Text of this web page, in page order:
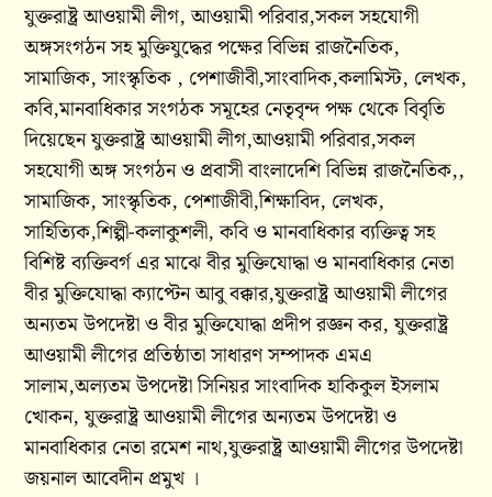
যুক্তরাষ্ট্র আওয়ামী লীগ, আওয়ামী পরিবার,সকল সহযোগী
অঙ্গসংগঠন সহ মুক্তিযুদ্ধের পক্ষের বিভিন্ন রাজনৈতিক,
সামাজিক, সাংস্কৃতিক , পেশাজীবী,সাংবাদিক,কলামিস্ট, লেখক,
কবি,মানবাধিকার সংগঠক সমূহের নেতৃবৃন্দ পক্ষ থেকে বিবৃতি
দিয়েছেন যুক্তরাষ্ট্র আওয়ামী লীগ,আওয়ামী পরিবার,সকল
সহযোগী অঙ্গ সংগঠন ও প্রবাসী বাংলাদেশি বিভিন্ন রাজনৈতিক,,
সামাজিক, সাংস্কৃতিক, পেশাজীবী,শিক্ষাবিদ, লেখক,
সাহিত্যিক,শিল্পী-কলাকুশলী, কবি ও মানবাধিকার ব্যক্তিত্ব সহ
বিশিষ্ট ব্যক্তিবর্গ এর মাঝে বীর মুক্তিযোদ্ধা ও মানবাধিকার নেতা
বীর মুক্তিযোদ্ধা ক্যাপ্টেন আবু বক্কার,যুক্তরাষ্ট্র আওয়ামী লীগের
অন্যতম উপদেষ্টা ও বীর মুক্তিযোদ্ধা প্রদীপ রজ্ঞন কর, যুক্তরাষ্ট্র
আওয়ামী লীগের প্রতিষ্ঠাতা সাধারণ সম্পাদক এমএ
সালাম,অল‍্যতম উপদেষ্টা সিনিয়র সাংবাদিক হাকিকুল ইসলাম
খোকন, যুক্তরাষ্ট্র আওয়ামী লীগের অন্যতম উপদেষ্টা ও
মানবাধিকার নেতা রমেশ নাথ,যুক্তরাষ্ট্র আওয়ামী লীগের উপদেষ্টা
জয়নাল আবেদীন প্রমুখ ।